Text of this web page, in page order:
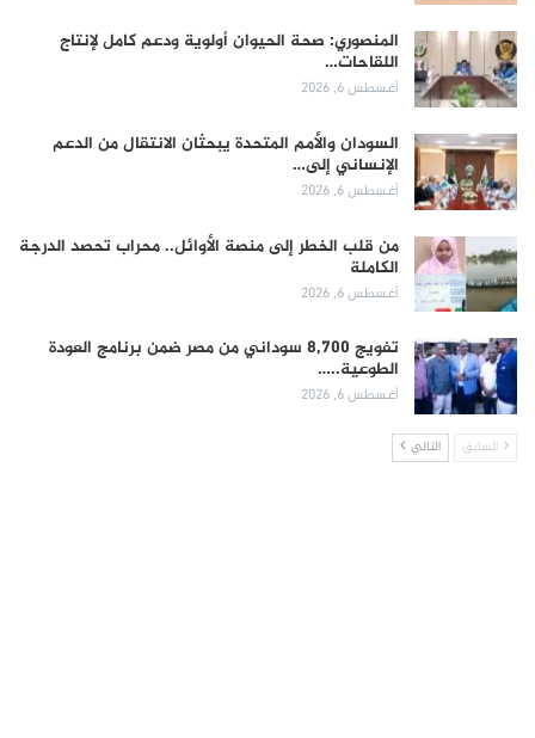
المنصوري: صحة الحيوان أولوية ودعم كامل لإنتاج
اللقاحات…
أغسطس 6, 2026
السودان والأمم المتحدة يبحثان الانتقال من الدعم
الإنساني إلى…
أغسطس 6, 2026
من قلب الخطر إلى منصة الأوائل.. محراب تحصد الدرجة
الكاملة
أغسطس 6, 2026
تفويج 8,700 سوداني من مصر ضمن برنامج العودة
الطوعية..…
أغسطس 6, 2026
السابق التالي